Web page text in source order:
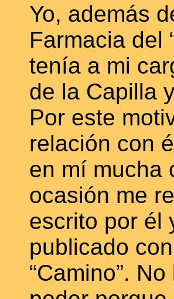
Yo, además
Farmacia del
tenía a mi
de la Capilla
Por este
relación con
en mí mucha
ocasión me
escrito por él
publicado
“Camino”.